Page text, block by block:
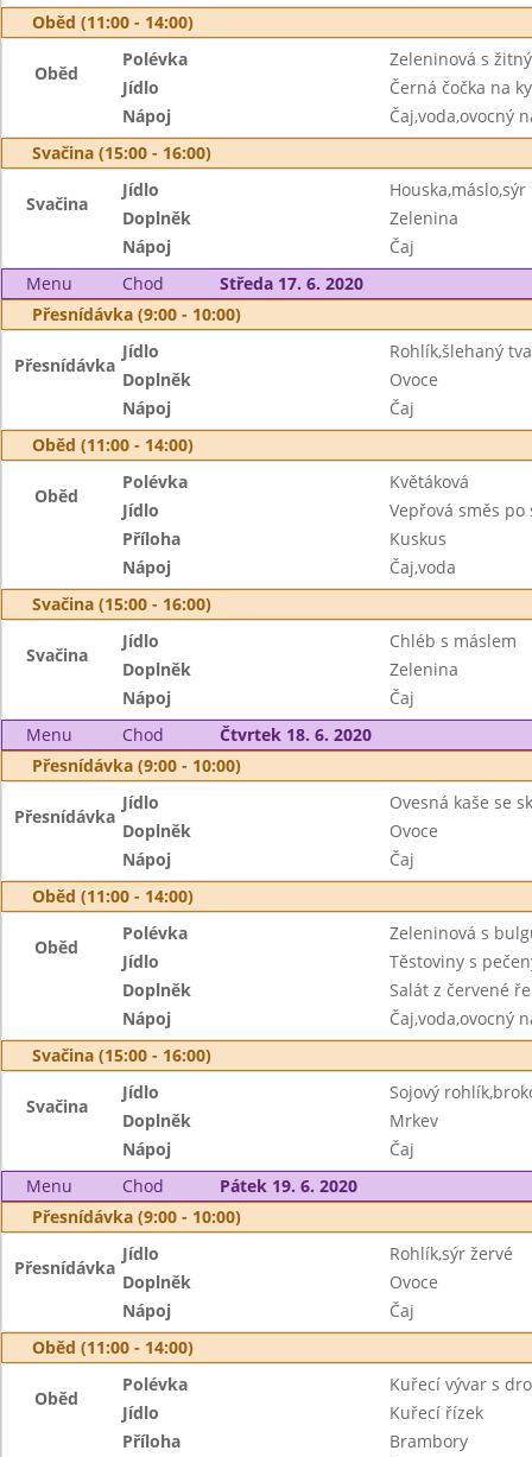
Oběd (11:00 - 14:00)
Oběd
Polévka
Zeleninová s
Jídlo
Černá čočka na
Nápoj
Čaj,voda,ovocný
Svačina (15:00 - 16:00)
Svačina
Jídlo
Houska,máslo,sýr
Doplněk
Zelenina
Nápoj
Čaj
Menu
Chod
Středa 17. 6. 2020
Přesnídávka (9:00 - 10:00)
Přesnídávka
Jídlo
Rohlík,šlehaný
Doplněk
Ovoce
Nápoj
Čaj
Oběd (11:00 - 14:00)
Oběd
Polévka
Květáková
Jídlo
Vepřová směs po
Příloha
Kuskus
Nápoj
Čaj,voda
Svačina (15:00 - 16:00)
Svačina
Jídlo
Chléb s máslem
Doplněk
Zelenina
Nápoj
Čaj
Menu
Chod
Čtvrtek 18. 6. 2020
Přesnídávka (9:00 - 10:00)
Přesnídávka
Jídlo
Ovesná kaše se
Doplněk
Ovoce
Nápoj
Čaj
Oběd (11:00 - 14:00)
Oběd
Polévka
Zeleninová s
Jídlo
Těstoviny s
Doplněk
Salát z červené
Nápoj
Čaj,voda,ovocný
Svačina (15:00 - 16:00)
Svačina
Jídlo
Sojový
Doplněk
Mrkev
Nápoj
Čaj
Menu
Chod
Pátek 19. 6. 2020
Přesnídávka (9:00 - 10:00)
Přesnídávka
Jídlo
Rohlík,sýr žervé
Doplněk
Ovoce
Nápoj
Čaj
Oběd (11:00 - 14:00)
Oběd
Polévka
Kuřecí vývar s
Jídlo
Kuřecí řízek
Příloha
Brambory